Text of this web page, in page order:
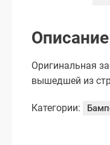
Описание
Оригинальная
вышедшей из
Категории: